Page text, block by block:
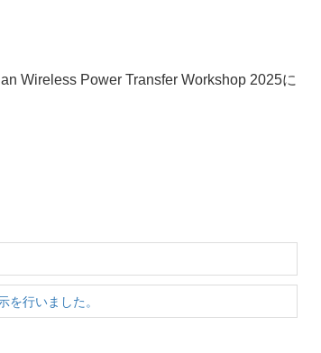
Wireless Power Transfer Workshop 2025に
を行いました。